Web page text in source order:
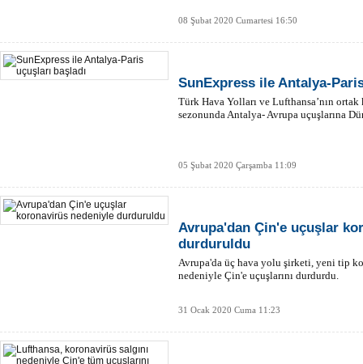
08 Şubat 2020 Cumartesi 16:50
SunExpress ile Antalya-
Türk Hava Yolları ve Lufthansa’nın
sezonunda Antalya- Avrupa uçuşlarına
05 Şubat 2020 Çarşamba 11:09
Avrupa'dan Çin'e uçuşlar
durduruldu
Avrupa'da üç hava yolu şirketi, yeni tip
nedeniyle Çin'e uçuşlarını durdurdu.
31 Ocak 2020 Cuma 11:23